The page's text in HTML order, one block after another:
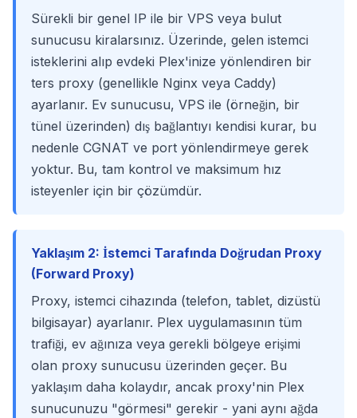
Sürekli bir genel IP ile bir VPS veya bulut
sunucusu kiralarsınız. Üzerinde, gelen istemci
isteklerini alıp evdeki Plex'inize yönlendiren bir
ters proxy (genellikle Nginx veya Caddy)
ayarlanır. Ev sunucusu, VPS ile (örneğin, bir
tünel üzerinden) dış bağlantıyı kendisi kurar, bu
nedenle CGNAT ve port yönlendirmeye gerek
yoktur. Bu, tam kontrol ve maksimum hız
isteyenler için bir çözümdür.
Yaklaşım 2: İstemci Tarafında Doğrudan Proxy
(Forward Proxy)
Proxy, istemci cihazında (telefon, tablet, dizüstü
bilgisayar) ayarlanır. Plex uygulamasının tüm
trafiği, ev ağınıza veya gerekli bölgeye erişimi
olan proxy sunucusu üzerinden geçer. Bu
yaklaşım daha kolaydır, ancak proxy'nin Plex
sunucunuzu "görmesi" gerekir - yani aynı ağda